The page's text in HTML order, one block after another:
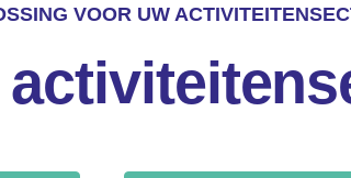
VOOR UW